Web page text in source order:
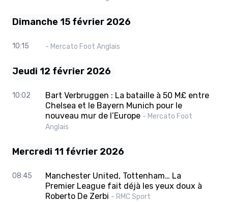
Dimanche 15 février 2026
10:15 - Mercato Foot Anglais
Jeudi 12 février 2026
10:02
Bart Verbruggen : La bataille à 50 M£ entre
Chelsea et le Bayern Munich pour le
nouveau mur de l’Europe - Mercato Foot
Anglais
Mercredi 11 février 2026
08:45
Manchester United, Tottenham… La
Premier League fait déjà les yeux doux à
Roberto De Zerbi - RMC Sport